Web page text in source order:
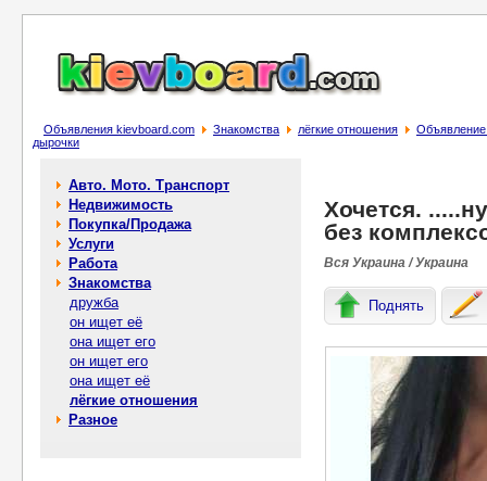
Объявления kievboard.com Знакомства лёгкие отношения
Объявление
дырочки
Авто. Мото. Транспорт
Недвижимость
Покупка/Продажа
Услуги
Работа
Знакомства
дружба
он ищет её
она ищет его
он ищет его
она ищет её
лёгкие отношения
Разное
Хочется.
без
Вся Украина / Украина
Поднять